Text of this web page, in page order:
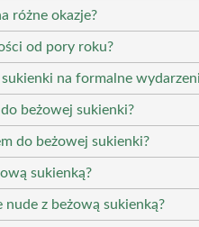
różne okazje?
od pory roku?
na formalne
beżowej sukienki?
do beżowej sukienki?
sukienką?
z beżową sukienką?